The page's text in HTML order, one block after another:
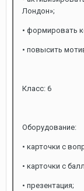
Лондон»;
• формировать
• повысить
Класс: 6
Оборудование:
• карточки с
• карточки с
• презентация;